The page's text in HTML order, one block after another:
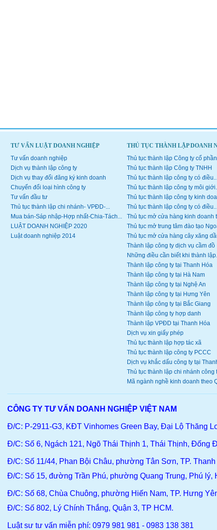
TƯ VẤN LUẬT DOANH NGHIỆP
Tư vấn doanh nghiệp
Dịch vụ thành lập công ty
Dịch vụ thay đổi đăng ký kinh doanh
Chuyển đổi loại hình công ty
Tư vấn đầu tư
Thủ tục thành lập chi nhánh- VPĐD-...
Mua bán-Sáp nhập-Hợp nhất-Chia-Tách...
LUẬT DOANH NGHIỆP 2020
Luật doanh nghiệp 2014
THỦ TỤC THÀNH LẬP DOANH
Thủ tục thành lập Công ty cổ phần
Thủ tục thành lập Công ty TNHH
Thủ tục thành lập công ty có
Thủ tục thành lập công ty môi
Thủ tục thành lập công ty kinh
Thủ tục thành lập công ty có
Thủ tục mở cửa hàng kinh doanh
Thủ tục mở trung tâm đào tạo
Thủ tục mở cửa hàng cây xăng
Thành lập công ty dịch vụ cầm đồ
Những điều cần biết khi thành
Thành lập công ty tại Thanh Hóa
Thành lập công ty tại Hà Nam
Thành lập công ty tại Nghệ An
Thành lập công ty tại Hưng Yên
Thành lập công ty tại Bắc Giang
Thành lập công ty hợp danh
Thành lập VPĐD tại Thanh Hóa
Dịch vụ xin giấy phép
Thủ tục thành lập hợp tác xã
Thủ tục thành lập công ty PCCC
Dịch vụ khắc dấu công ty tại
Thủ tục thành lập chi nhánh công
Mã ngành nghề kinh doanh theo
CÔNG TY TƯ VẤN DOANH NGHIỆP VIỆT NAM
Đ/C: P-2911-G3, KĐT Vinhomes Green Bay, Đại Lộ Thăng
Đ/C: Số 6, Ngách 121, Ngõ Thái Thịnh 1, Thái Thịnh, Đống
Đ/C: Số 11/44, Phan Bội Châu, phường Tân Sơn, TP.
Đ/C: Số 15, đường Trần Phú, phường Quang Trung, Phú lý,
Đ/C: Số 68, Chùa Chuông, phường Hiến Nam, TP. Hưng
Đ/C: Số 802, Lý Chính Thắng, Quận 3, TP HCM.
Luật sư tư vấn miễn phí: 0979 981 981 - 0983 138 381